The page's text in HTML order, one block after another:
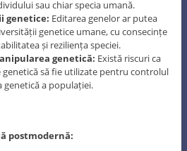
sau chiar specia umană.
genetice: Editarea genelor ar putea
genetice umane, cu consecințe
și reziliența speciei.
genetică: Există riscuri ca
să fie utilizate pentru controlul
genetică a populației.
postmodernă: